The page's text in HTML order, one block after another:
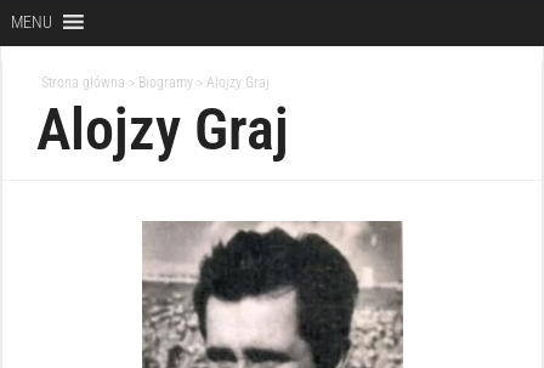
MENU
Strona główna > Biogramy > Alojzy Graj
Alojzy Graj